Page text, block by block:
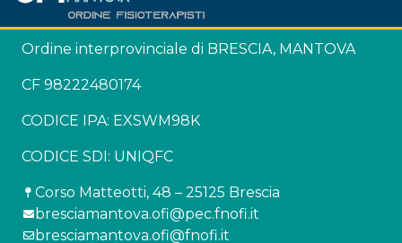
Ordine interprovinciale di BRESCIA, MANTOVA
CF 98222480174
CODICE IPA: EXSWM98K
CODICE SDI: UNIQFC
Corso Matteotti, 48 – 25125 Brescia
bresciamantova.ofi@pec.fnofi.it
bresciamantova.ofi@fnofi.it